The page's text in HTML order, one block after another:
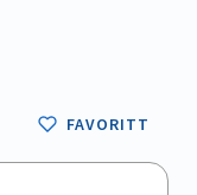
FAVORITT